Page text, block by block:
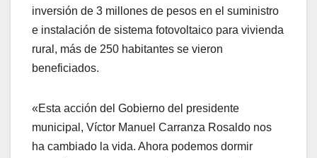
inversión de 3 millones de pesos en el suministro
e instalación de sistema fotovoltaico para vivienda
rural, más de 250 habitantes se vieron
beneficiados.
«Esta acción del Gobierno del presidente
municipal, Víctor Manuel Carranza Rosaldo nos
ha cambiado la vida. Ahora podemos dormir